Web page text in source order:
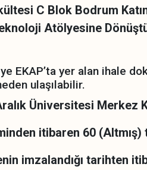
Katında
alan ihale
Üniversitesi Merkez
itibaren 60 (Altmış)
tarihten